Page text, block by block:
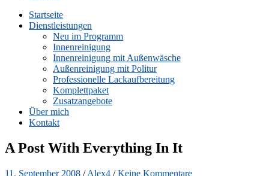
Startseite
Dienstleistungen
Neu im Programm
Innenreinigung
Innenreinigung mit Außenwäsche
Außenreinigung mit Politur
Professionelle Lackaufbereitung
Komplettpaket
Zusatzangebote
Über mich
Kontakt
A Post With Everything In It
11. September 2008 /Alex4 /Keine Kommentare